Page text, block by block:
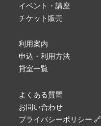
イベント・講座
チケット販売
利用案内
申込・利用方法
貸室一覧
よくある質問
お問い合わせ
プライバシーポリシー 🔗